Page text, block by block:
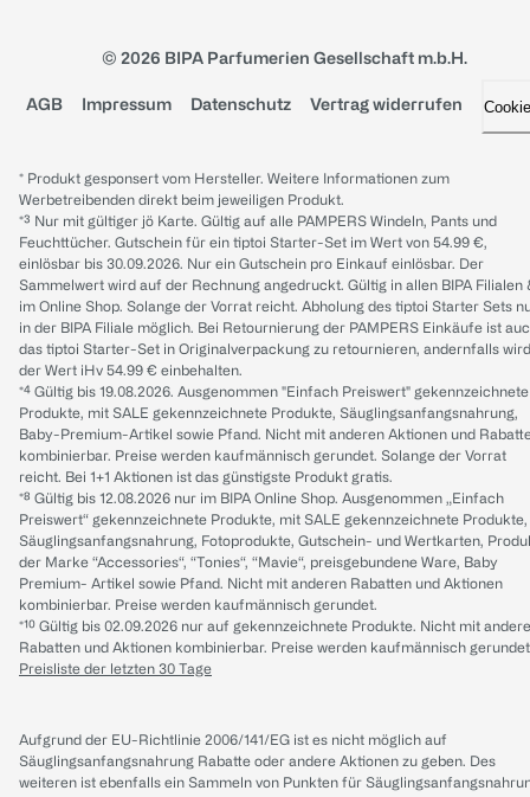
© 2026 BIPA Parfumerien Gesellschaft m.b.H.
AGB Impressum Datenschutz Vertrag widerrufen
* Produkt gesponsert vom Hersteller. Weitere Informationen zum
Werbetreibenden direkt beim jeweiligen Produkt.
*³ Nur mit gültiger jö Karte. Gültig auf alle PAMPERS Windeln, Pants und
Feuchttücher. Gutschein für ein tiptoi Starter-Set im Wert von 54.99 €,
einlösbar bis 30.09.2026. Nur ein Gutschein pro Einkauf einlösbar. Der
Sammelwert wird auf der Rechnung angedruckt. Gültig in allen BIPA Filialen
im Online Shop. Solange der Vorrat reicht. Abholung des tiptoi Starter Sets
in der BIPA Filiale möglich. Bei Retournierung der PAMPERS Einkäufe ist
das tiptoi Starter-Set in Originalverpackung zu retournieren, andernfalls wird
der Wert iHv 54.99 € einbehalten.
*⁴ Gültig bis 19.08.2026. Ausgenommen "Einfach Preiswert" gekennzeichnete
Produkte, mit SALE gekennzeichnete Produkte, Säuglingsanfangsnahrung,
Baby-Premium-Artikel sowie Pfand. Nicht mit anderen Aktionen und
kombinierbar. Preise werden kaufmännisch gerundet. Solange der Vorrat
reicht. Bei 1+1 Aktionen ist das günstigste Produkt gratis.
*⁸ Gültig bis 12.08.2026 nur im BIPA Online Shop. Ausgenommen „Einfach
Preiswert“ gekennzeichnete Produkte, mit SALE gekennzeichnete Produkte,
Säuglingsanfangsnahrung, Fotoprodukte, Gutschein- und Wertkarten,
der Marke “Accessories“, “Tonies“, “Mavie“, preisgebundene Ware, Baby
Premium- Artikel sowie Pfand. Nicht mit anderen Rabatten und Aktionen
kombinierbar. Preise werden kaufmännisch gerundet.
*¹⁰ Gültig bis 02.09.2026 nur auf gekennzeichnete Produkte. Nicht mit
Rabatten und Aktionen kombinierbar. Preise werden kaufmännisch
Preisliste der letzten 30 Tage
Aufgrund der EU-Richtlinie 2006/141/EG ist es nicht möglich auf
Säuglingsanfangsnahrung Rabatte oder andere Aktionen zu geben. Des
weiteren ist ebenfalls ein Sammeln von Punkten für